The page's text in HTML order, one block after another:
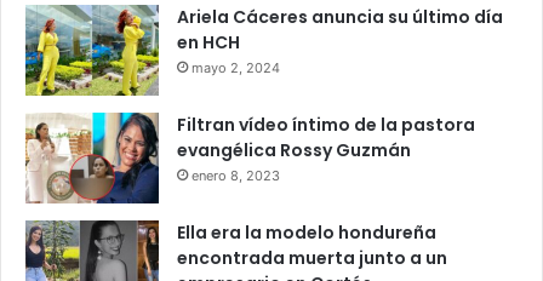
Ariela Cáceres anuncia su último día
en HCH
mayo 2, 2024
Filtran vídeo íntimo de la pastora
evangélica Rossy Guzmán
enero 8, 2023
Ella era la modelo hondureña
encontrada muerta junto a un